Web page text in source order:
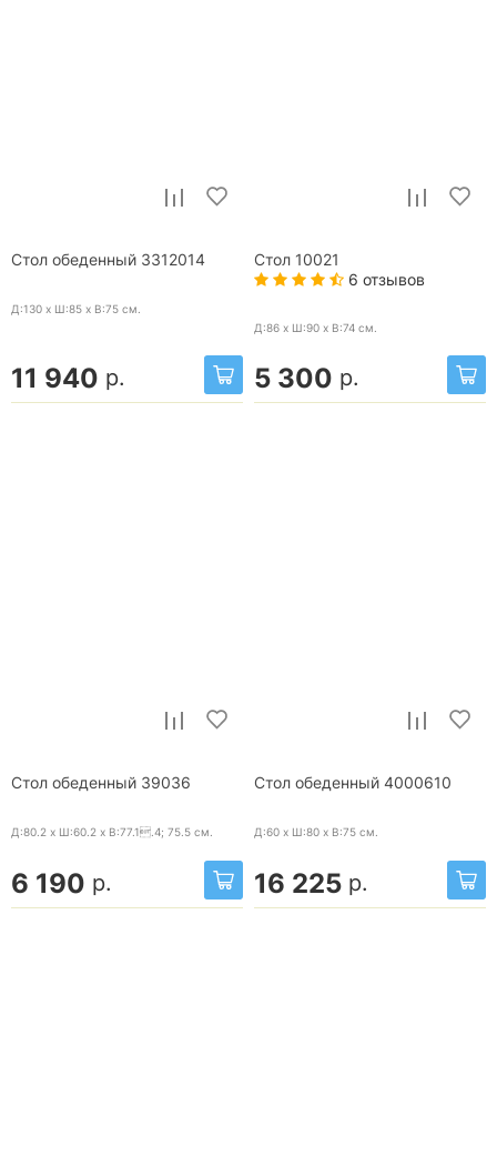
Стол обеденный 3312014
Д:130 x Ш:85 x В:75 см.
11 940 р.
Стол 10021
6 отзывов
Д:86 x Ш:90 x В:74 см.
5 300 р.
Стол обеденный 39036
Д:80.2 x Ш:60.2 x В:77.1.4; 75.5 см.
6 190 р.
Стол обеденный 4000610
Д:60 x Ш:80 x В:75 см.
16 225 р.